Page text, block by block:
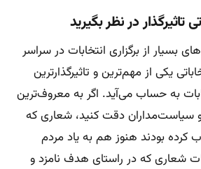
بسیار از برگزاری انتخابات در سراسر
یکی از مهم‌ترین و تاثیرگذارترین
به حساب می‌آید. اگر به معروف‌ترین
سیاست‌مداران دقت کنید، شعاری که
کرده‌ بودند هنوز هم به یاد مردم
شعاری که در راستای هدف نامزد و